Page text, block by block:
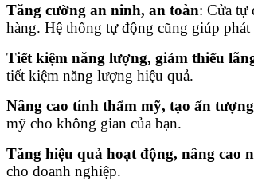
Tăng cường an ninh, an toàn: Cửa tự
hàng. Hệ thống tự động cũng giúp
Tiết kiệm năng lượng, giảm thiểu
tiết kiệm năng lượng hiệu quả.
Nâng cao tính thẩm mỹ, tạo ấn
mỹ cho không gian của bạn.
Tăng hiệu quả hoạt động, nâng cao
cho doanh nghiệp.